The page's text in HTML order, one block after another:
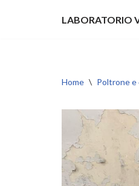
LABORATORIO
Home \ Poltrone e